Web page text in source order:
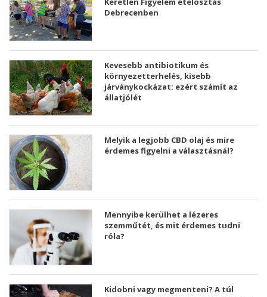
Debrecenben
Kevesebb antibiotikum és
környezetterhelés, kisebb
járványkockázat: ezért számít az
állatjólét
Melyik a legjobb CBD olaj és mire
érdemes figyelni a választásnál?
Mennyibe kerülhet a lézeres
szemműtét, és mit érdemes tudni
róla?
Kidobni vagy megmenteni? A túl